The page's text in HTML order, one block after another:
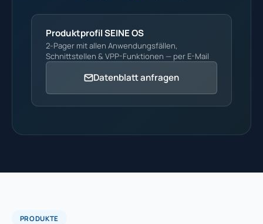
Produktprofil SEINE OS
2-Pager mit allen Anwendungsfällen,
Schnittstellen & VPP-Funktionen — per E-Mail
Datenblatt anfragen
PRODUKTE